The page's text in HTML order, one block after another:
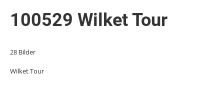
100529 Wilket Tour
28 Bilder
Wilket Tour